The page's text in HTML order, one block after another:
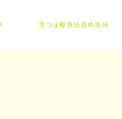
耳つぼ痩身法資格取得